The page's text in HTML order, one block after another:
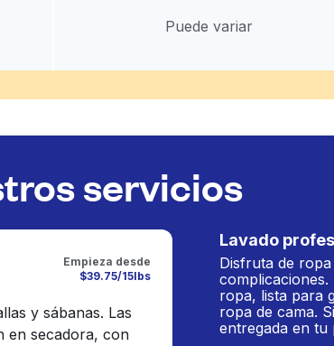
Puede variar
servicios
Empieza desde
$39.75/15lbs
y sábanas. Las
en secadora, con
Lavado
Disfruta de
ropa, lista para
ropa de cama.
entregada en tu